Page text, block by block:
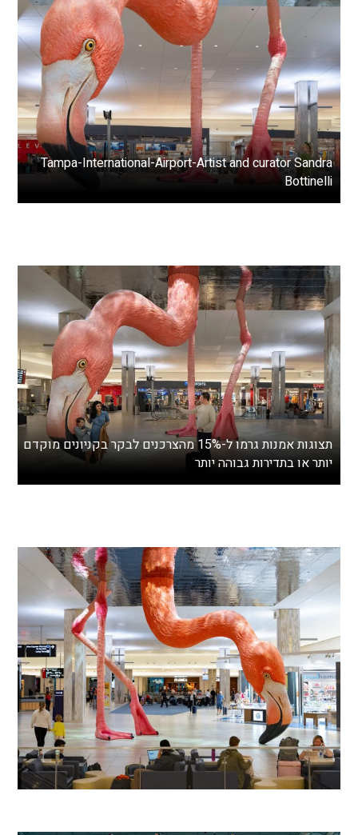
Tampa-International-Airport-Artist and curator Sandra
Bottinelli
תצוגות אמנות גרמו ל-15% מהצרכנים לבקר בקניונים מוקדם
יותר או בתדירות גבוהה יותר